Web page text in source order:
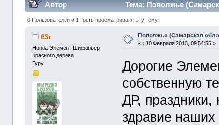
Автор Тема: Поволжье
0 Пользователей и 1 Гость просматривают эту тему.
63r
Honda Элемент Шифоньер
Красного дерева
Гуру
Поволжье (Самарская
« : 10 Февраля 2013, 09:54:55 »
Дорогие
собственную
ДР,
здравие наших